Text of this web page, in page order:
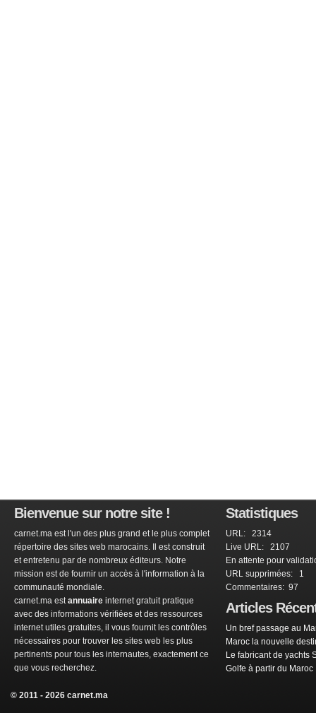
Bienvenue sur notre site !
carnet.ma est l'un des plus grand et le plus complet
répertoire des sites web marocains. Il est construit
et entretenu par de nombreux éditeurs. Notre
mission est de fournir un accès à l'information à la
communauté mondiale.
carnet.ma estannuaire internet gratuit pratique
avec des informations vérifiées et des ressources
internet utiles gratuites, il vous fournit les contrôles
nécessaires pour trouver les sites web les plus
pertinents pour tous les internautes, exactement ce
que vous recherchez.
Statistiques
URL: 2314
Live URL: 2107
En attente pour
URL supprimées: 1
Commentaires: 97
Articles
Un bref passage au
Maroc la nouvelle
Le fabricant de yachts
Golfe à partir du Maroc
© 2011 - 2026 carnet.ma